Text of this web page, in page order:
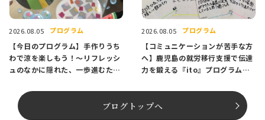
2026.08.05 プログラム
【今日のプログラム】手作りうち
わで涼を楽しもう！〜リフレッシ
ュのなかに隠れた、一歩進むため
2026.08.05 プログラム
【コミュニケーションが苦手な方
へ】鹿児島の就労移行支援で伝達
力を鍛える『ito』プログラム紹
ブログトップへ